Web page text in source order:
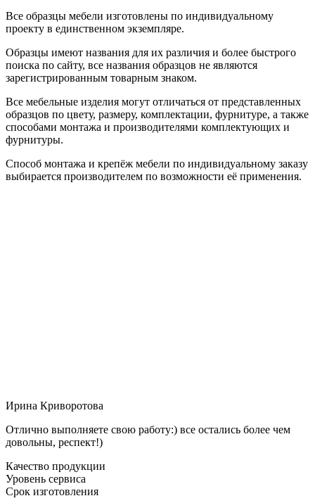
Все образцы мебели изготовлены по индивидуальному
проекту в единственном экземпляре.
Образцы имеют названия для их различия и более быстрого
поиска по сайту, все названия образцов не являются
зарегистрированным товарным знаком.
Все мебельные изделия могут отличаться от представленных
образцов по цвету, размеру, комплектации, фурнитуре, а также
способами монтажа и производителями комплектующих и
фурнитуры.
Способ монтажа и крепёж мебели по индивидуальному заказу
выбирается производителем по возможности её применения.
Ирина Криворотова
Отлично выполняете свою работу:) все остались более чем
довольны, респект!)
Качество продукции
Уровень сервиса
Срок изготовления